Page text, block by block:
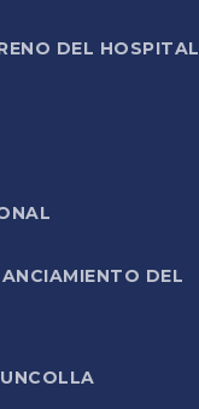
DEL HOSPITAL
DEL